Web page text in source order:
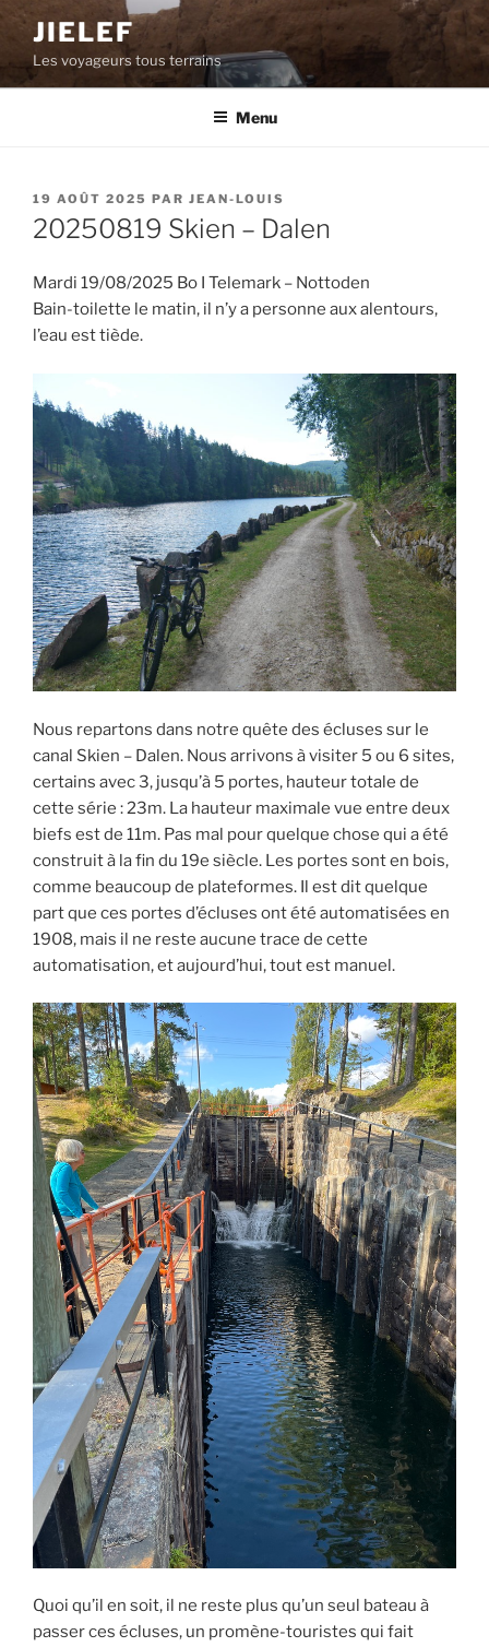
Aller
contenu
principal
JIELEF
Les voyageurs tous terrains
Menu
PUBLIÉ
LE
19 AOÛT 2025 PAR JEAN-LOUIS
20250819 Skien – Dalen
Mardi 19/08/2025 Bo I Telemark – Nottoden
Bain-toilette le matin, il n’y a personne aux alentours,
l’eau est tiède.
Nous repartons dans notre quête des écluses sur le
canal Skien – Dalen. Nous arrivons à visiter 5 ou 6 sites,
certains avec 3, jusqu’à 5 portes, hauteur totale de
cette série : 23m. La hauteur maximale vue entre deux
biefs est de 11m. Pas mal pour quelque chose qui a été
construit à la fin du 19e siècle. Les portes sont en bois,
comme beaucoup de plateformes. Il est dit quelque
part que ces portes d’écluses ont été automatisées en
1908, mais il ne reste aucune trace de cette
automatisation, et aujourd’hui, tout est manuel.
Quoi qu’il en soit, il ne reste plus qu’un seul bateau à
passer ces écluses, un promène-touristes qui fait